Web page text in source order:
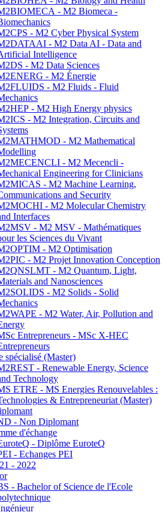
- M2 Biomeca -
- M2 Cyber Physical System
- M2 Data AI - Data and
Intelligence
- M2 Data Sciences
- M2 Énergie
- M2 Fluids - Fluid
- M2 High Energy physics
- M2 Integration, Circuits and
- M2 Mathematical
- M2 Mecencli -
Engineering for Clinicians
- M2 Machine Learning,
and Security
- M2 Molecular Chemistry
Interfaces
- M2 MSV - Mathématiques
les Sciences du Vivant
- M2 Optimisation
- M2 Projet Innovation Conception
- M2 Quantum, Light,
and Nanosciences
- M2 Solids - Solid
- M2 Water, Air, Pollution and
Entrepreneurs - MSc X-HEC
spécialisé (Master)
- Renewable Energy, Science
Technology
ETRE - MS Energies Renouvelables :
& Entrepreneuriat (Master)
- Non Diplomant
d'échange
- Diplôme EuroteQ
- Echanges PEI
- 2022
- Bachelor of Science de l'Ecole